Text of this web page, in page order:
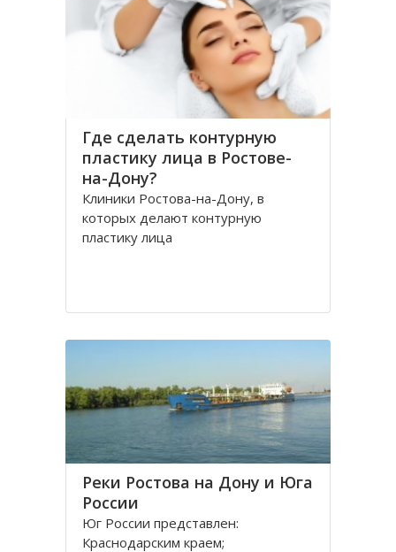
Где сделать контурную
пластику лица в Ростове-
на-Дону?
Клиники Ростова-на-Дону, в
которых делают контурную
пластику лица
Реки Ростова на Дону и Юга
России
Юг России представлен:
Краснодарским краем;